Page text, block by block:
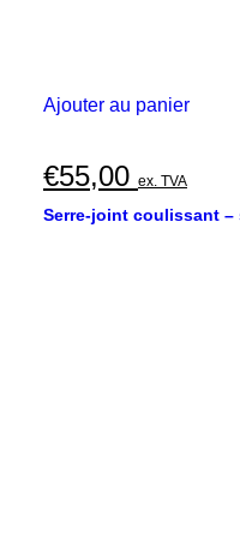
Ajouter au panier
€55,00 ex. TVA
Serre-joint coulissant –